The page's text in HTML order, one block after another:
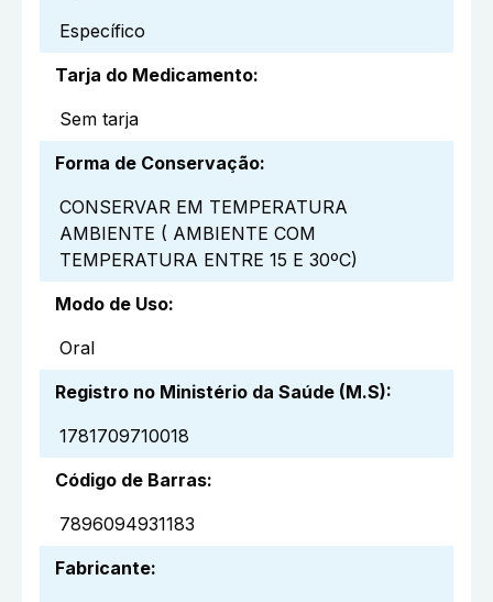
Específico
Tarja do Medicamento:
Sem tarja
Forma de Conservação:
CONSERVAR EM TEMPERATURA
AMBIENTE ( AMBIENTE COM
TEMPERATURA ENTRE 15 E 30ºC)
Modo de Uso:
Oral
Registro no Ministério da Saúde (M.S):
1781709710018
Código de Barras:
7896094931183
Fabricante: